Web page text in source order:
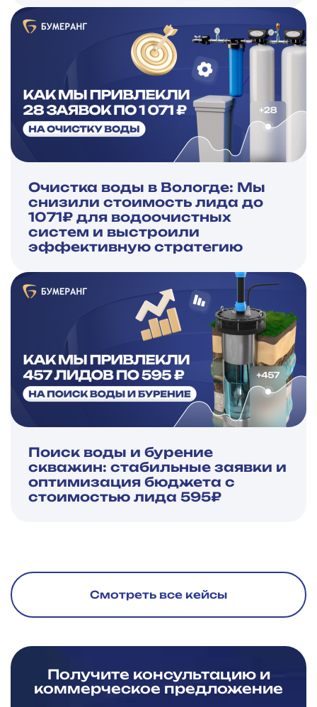
Очистка воды в Вологде: Мы
снизили стоимость лида до
1071₽ для водоочистных
систем и выстроили
эффективную стратегию
Поиск воды и бурение
скважин: стабильные заявки и
оптимизация бюджета с
стоимостью лида 595₽
Смотреть все кейсы
Получите консультацию и
коммерческое предложение